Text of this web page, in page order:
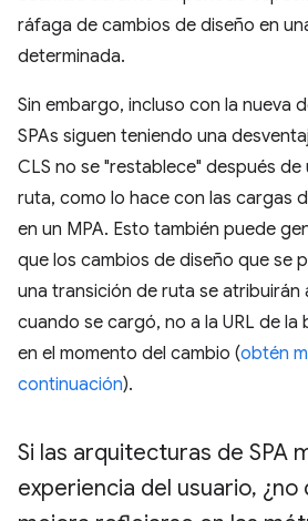
ráfaga de cambios de diseño en
determinada.
Sin embargo, incluso con la nueva
SPAs siguen teniendo una
CLS no se "restablece" después
ruta, como lo hace con las cargas
en un MPA. Esto también puede
que los cambios de diseño que se
una transición de ruta se atribuirán
cuando se cargó, no a la URL de
en el momento del cambio (obtén
continuación).
Si las arquitecturas de SPA
experiencia del usuario, ¿no